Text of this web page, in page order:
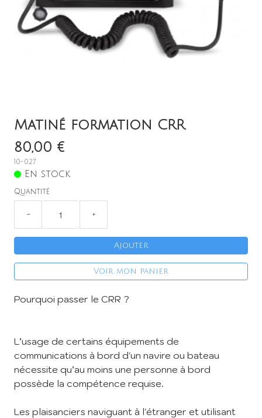
Remorque
Boutique en ligne
Matiné formation CRR
80,00 €
10-027
En stock
Quantité
− +
Ajouter
Voir mon panier
Pourquoi passer le CRR ?
L’usage de certains équipements de
communications à bord d'un navire ou bateau
nécessite qu’au moins une personne à bord
possède la compétence requise.
Les plaisanciers naviguant à l'étranger et utilisant